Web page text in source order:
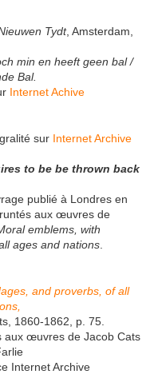
Tydt, Amsterdam,
min en heeft geen bal /
Bal.
Internet Achive
sur Internet Archive
to be be thrown back
publié à Londres en
aux œuvres de
emblems, with
ages and nations
and proverbs, of all
1860-1862, p. 75.
aux œuvres de Jacob Cats
Internet Archive